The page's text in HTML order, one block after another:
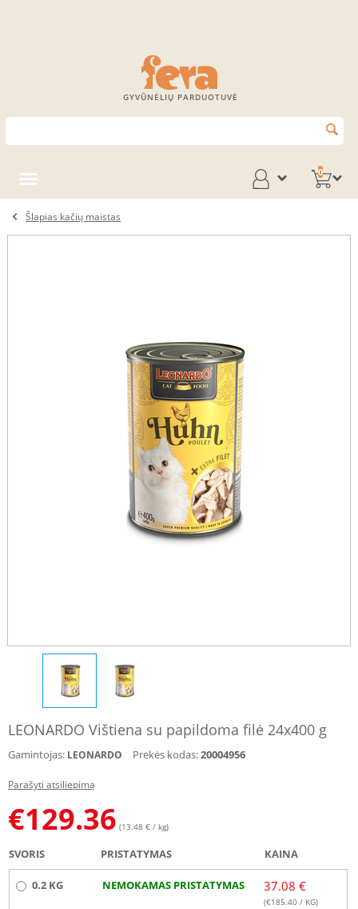
GYVŪNĖLIŲ PARDUOTUVĖ
0
Šlapias kačių maistas
LEONARDO Vištiena su papildoma filė 24x400 g
Gamintojas: LEONARDO Prekės kodas:20004956
Parašyti atsiliepimą
€129.36 (13.48 € / kg)
SVORIS PRISTATYMAS KAINA
0.2 KG NEMOKAMAS PRISTATYMAS 37.08 €
(€185.40 / KG)